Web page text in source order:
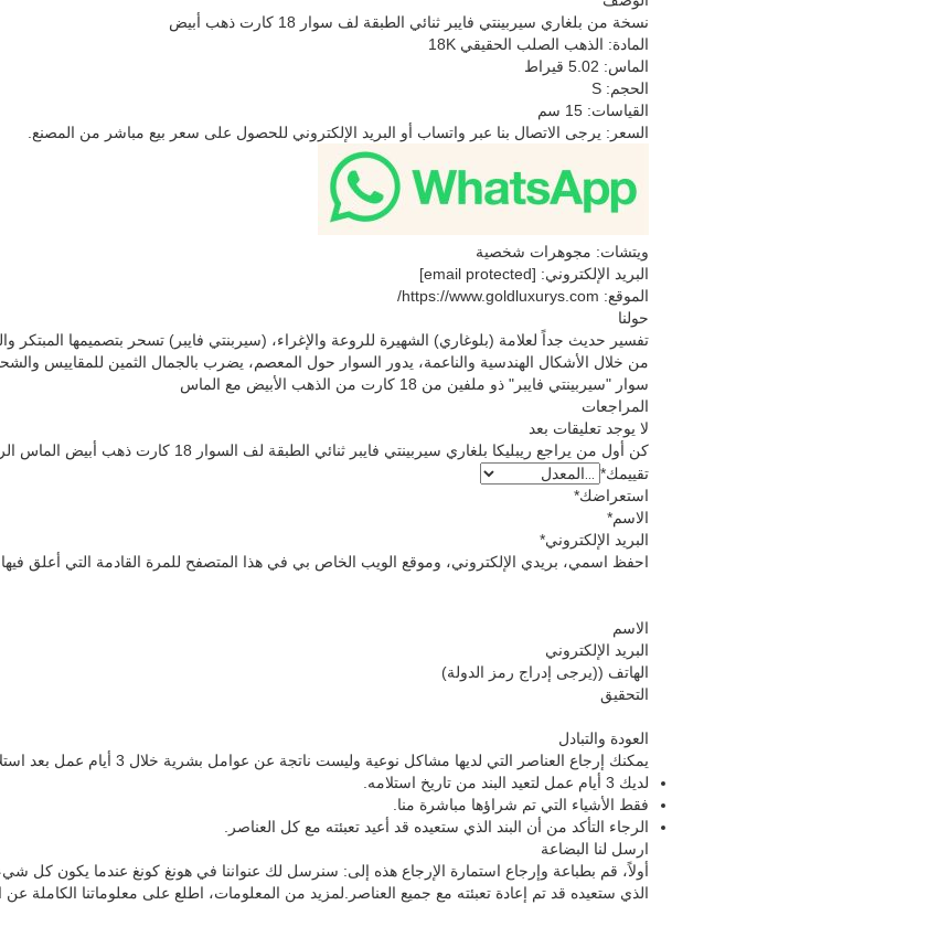
نسخة من بلغاري سيربينتي فايبر ثنائي الطبقة لف سوار 18 كارت ذهب أبيض
المادة: الذهب الصلب الحقيقي 18K
الماس: 5.02 قيراط
الحجم: S
القياسات: 15 سم
السعر: يرجى الاتصال بنا عبر واتساب أو البريد الإلكتروني للحصول على سعر بيع مباشر من المصنع.
ويتشات: مجوهرات شخصية
البريد الإلكتروني: [email protected]
الموقع: https://www.goldluxurys.com/
حولنا
تفسير حديث جداً لعلامة (بلوغاري) الشهيرة للروعة والإغراء، (سيربنتي فايبر) تسحر بتصميمها المبتكر
من خلال الأشكال الهندسية والناعمة، يدور السوار حول المعصم، يضرب بالجمال الثمين للمقاييس
سوار "سيربينتي فايبر" ذو ملفين من 18 كارت من الذهب الأبيض مع الماس
المراجعات
لا يوجد تعليقات بعد
كن أول من يراجع ريبليكا بلغاري سيربينتي فايبر ثنائي الطبقة لف السوار 18 كارت ذهب أبيض الماس الرصيف
تقييمك*
استعراضك*
الاسم*
البريد الإلكتروني*
احفظ اسمي، بريدي الإلكتروني، وموقع الويب الخاص بي في هذا المتصفح للمرة القادمة التي أعلق فيها.
الاسم
البريد الإلكتروني
الهاتف ((يرجى إدراج رمز الدولة)
التحقيق
العودة والتبادل
يمكنك إرجاع العناصر التي لديها مشاكل نوعية وليست ناتجة عن عوامل بشرية خلال 3 أيام عمل بعد استلام البضائع.
لديك 3 أيام عمل لتعيد البند من تاريخ استلامه.
فقط الأشياء التي تم شراؤها مباشرة منا.
الرجاء التأكد من أن البند الذي ستعيده قد أعيد تعبئته مع كل العناصر.
ارسل لنا البضاعة
أولاً، قم بطباعة وإرجاع استمارة الإرجاع هذه إلى: سنرسل لك عنواننا في هونغ كونغ عندما يكون كل
الذي ستعيده قد تم إعادة تعبئته مع جميع العناصر. لمزيد من المعلومات، اطلع على معلوماتنا الكاملة عن